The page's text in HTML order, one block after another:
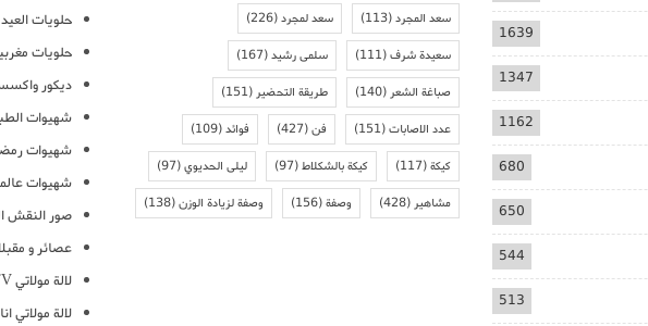
1639
1347
1162
680
650
544
513
سعد المجرد(113) سعد لمجرد(226)
سعيدة شرف(111) سلمى رشيد(167)
صباغة الشعر(140) طريقة التحضير(151)
عدد الاصابات(151) فن(427) فوائد(109)
كيكة(117) كيكة بالشكلاط(97) ليلى الحديوي(97)
مشاهير(428) وصفة(156) وصفة لزيادة الوزن(138)
حلويات العيد
حلويات
ديكور
شهيوات
شهيوات
شهيوات
صور النقش
عصائر و
لالة مولاتي TV
لالة مولاتي